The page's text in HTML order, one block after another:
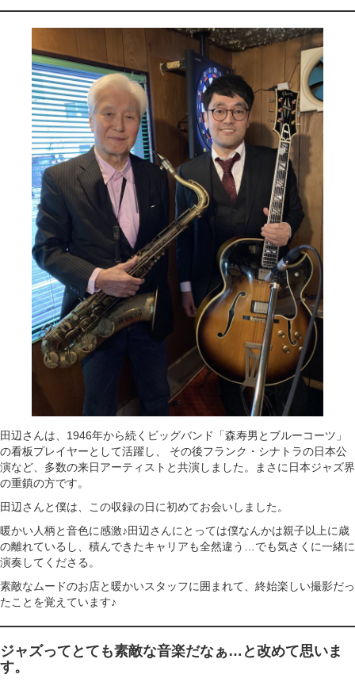
田辺さんは、1946年から続くビッグバンド「森寿男とブルーコーツ」
の看板プレイヤーとして活躍し、 その後フランク・シナトラの日本公
演など、多数の来日アーティストと共演しました。まさに日本ジャズ界
の重鎮の方です。
田辺さんと僕は、この収録の日に初めてお会いしました。
暖かい人柄と音色に感激♪田辺さんにとっては僕なんかは親子以上に歳
の離れているし、積んできたキャリアも全然違う…でも気さくに一緒に
演奏してくださる。
素敵なムードのお店と暖かいスタッフに囲まれて、終始楽しい撮影だっ
たことを覚えています♪
ジャズってとても素敵な音楽だなぁ…と改めて思いま
す。